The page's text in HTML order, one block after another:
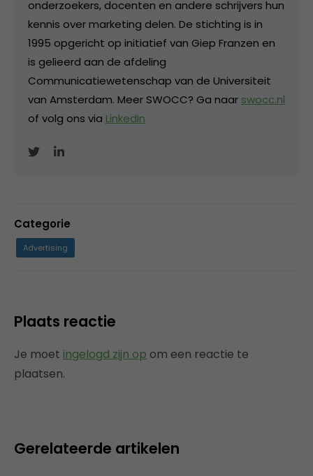
onderzoekers, docenten en andere schrijvers hun
kennis over marketing delen. De stichting is in
1995 opgericht op initiatief van Giep Franzen en
is gelieerd aan de afdeling
Communicatiewetenschap van de Universiteit
van Amsterdam. Meer SWOCC? Ga naar swocc.nl
of volg ons via LinkedIn
Categorie
Advertising
Plaats reactie
Je moet ingelogd zijn op om een reactie te
plaatsen.
Gerelateerde artikelen